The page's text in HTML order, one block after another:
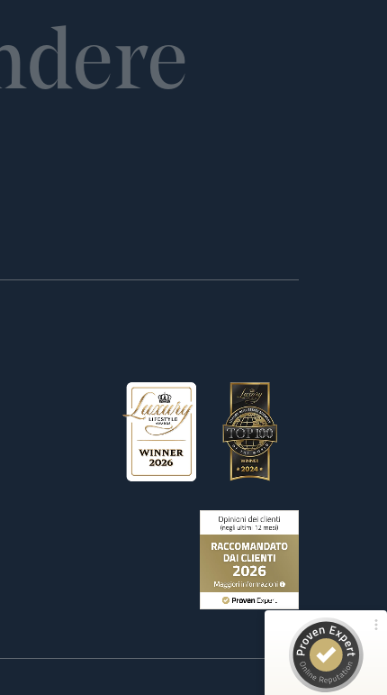
Recensioni ed esperienze dei clienti per
Wetag Consulting
Consigliato da
ProvenExpert.com
ECCELLENTE
156
Recensioni su ProvenExpert.com
Visualizza il profilo su